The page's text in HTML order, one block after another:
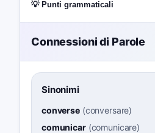
💡 Punti grammaticali
Connessioni di Parole
Sinonimi
converse(conversare)
comunicar(comunicare)